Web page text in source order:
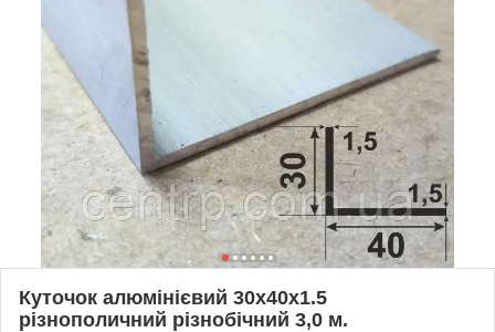
Куточок алюмінієвий 30х40х1.5
різнополичний різнобічний 3,0 м.